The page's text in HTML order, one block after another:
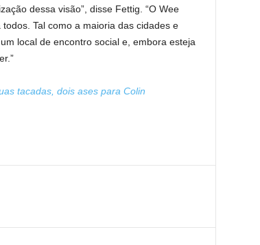
dessa visão”, disse Fettig. “O Wee
Tal como a maioria das cidades e
local de encontro social e, embora esteja
tacadas, dois ases para Colin